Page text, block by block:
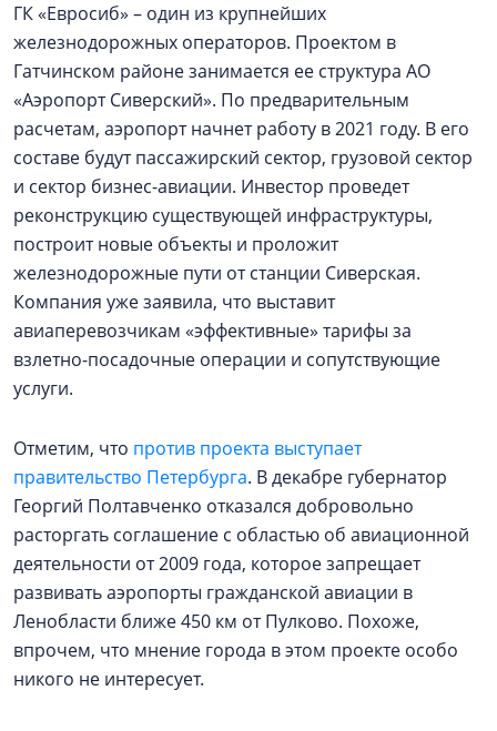
ГК «Евросиб» – один из крупнейших
железнодорожных операторов. Проектом в
Гатчинском районе занимается ее структура АО
«Аэропорт Сиверский». По предварительным
расчетам, аэропорт начнет работу в 2021 году. В его
составе будут пассажирский сектор, грузовой сектор
и сектор бизнес-авиации. Инвестор проведет
реконструкцию существующей инфраструктуры,
построит новые объекты и проложит
железнодорожные пути от станции Сиверская.
Компания уже заявила, что выставит
авиаперевозчикам «эффективные» тарифы за
взлетно-посадочные операции и сопутствующие
услуги.
Отметим, что против проекта выступает
правительство Петербурга. В декабре губернатор
Георгий Полтавченко отказался добровольно
расторгать соглашение с областью об авиационной
деятельности от 2009 года, которое запрещает
развивать аэропорты гражданской авиации в
Ленобласти ближе 450 км от Пулково. Похоже,
впрочем, что мнение города в этом проекте особо
никого не интересует.